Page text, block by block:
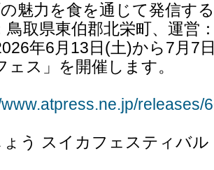
魅力を食を通じて発信す
鳥取県東伯郡北栄町、運営
年6月13日(土)から7月7
ェス」を開催します。
www.atpress.ne.jp/releases/
う スイカフェスティバル